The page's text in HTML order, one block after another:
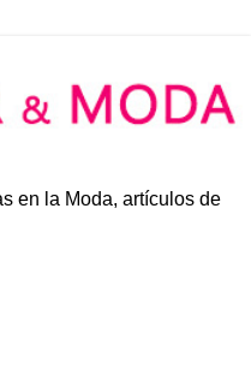
en la Moda, artículos de